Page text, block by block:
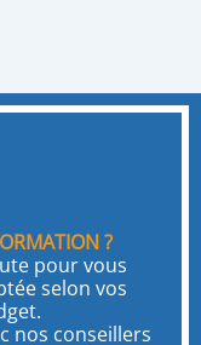
?
pour vous
selon vos
nos conseillers